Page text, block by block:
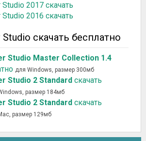
Studio 2017 скачать
Studio 2016 скачать
Studio скачать бесплатно
Studio Master Collection 1.4
для Windows, размер 300мб
Studio 2 Standard скачать
размер 184мб
Studio 2 Standard скачать
размер 129мб